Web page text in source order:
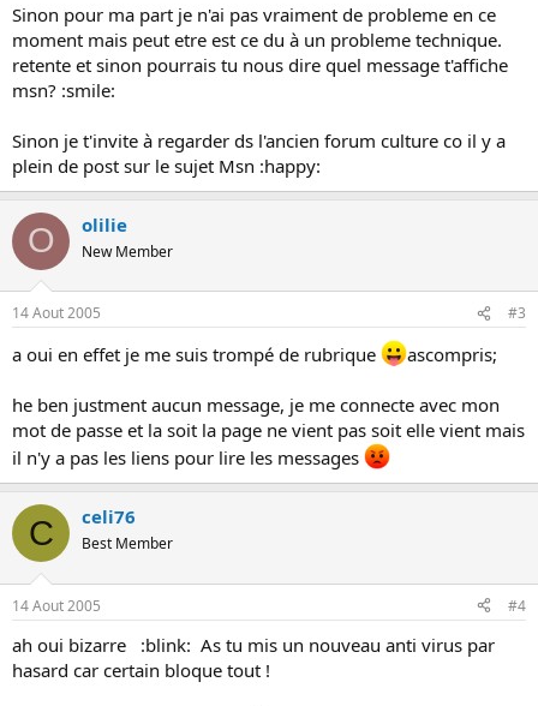
Sinon pour ma part je n'ai pas vraiment de probleme en ce
moment mais peut etre est ce du à un probleme technique.
retente et sinon pourrais tu nous dire quel message t'affiche
msn? :smile:
Sinon je t'invite à regarder ds l'ancien forum culture co il y a
plein de post sur le sujet Msn :happy:
O olilie
New Member
14 Aout 2005 #3
a oui en effet je me suis trompé de rubrique ascompris;
he ben justment aucun message, je me connecte avec mon
mot de passe et la soit la page ne vient pas soit elle vient mais
il n'y a pas les liens pour lire les messages
C celi76
Best Member
14 Aout 2005 #4
ah oui bizarre :blink: As tu mis un nouveau anti virus par
hasard car certain bloque tout !